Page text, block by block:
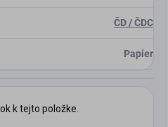
ČD / ČDC
Papier
k tejto položke.